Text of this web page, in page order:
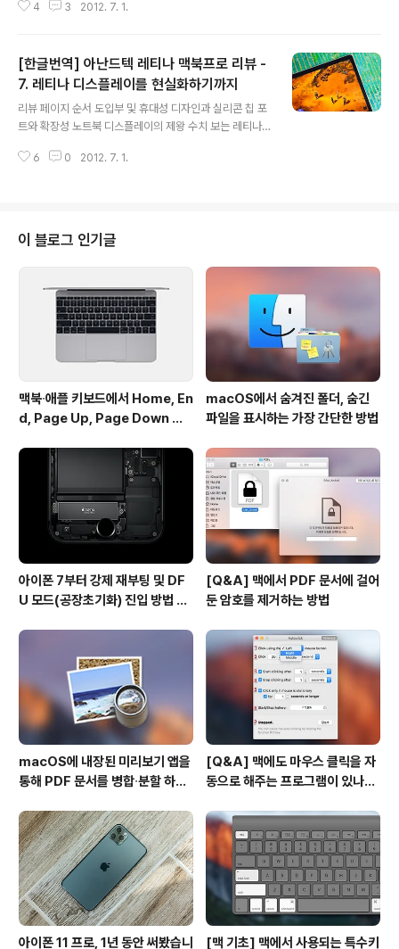
티나 디스플레이를 현실화 하기까지 레티나 디스플레이 몰
발열 처리 WiFi, SD 카드 리더, 그리고 스피커 개선 전반적
인 성능GPU 성능 배터리 사용 시간 무엇을 사야할까 결론
레티나 디스플레이 몰아보기: 성능에 관해 OS X상에서 ’레
티나 디스플레이에 최적화’된 화면 영역이 아닌 그 이상의
앞부분에 이미 언급한 바 있습니다. 1680 x 1050이나 19
4 3 2012. 7. 1.
[한글번역] 아난드텍 레티나 맥북프로 리뷰 -
7. 레티나 디스플레이를 현실화하기까지
리뷰 페이지 순서 도입부 및 휴대성 디자인과 실리콘 칩 포
트와 확장성 노트북 디스플레이의 제왕 수치 보는 레티나
티나 디스플레이를 현실화 하기까지 - 현재 페이지 레티나
인 성능GPU 성능 배터리 사용 시간 무엇을 사야할까 결론
레티나 디스플레이를 현실화하기까지 애플이 원하는 고성
능 디스플레이를 적절한 가격에 맥북프로에 도입하기 위해
애플은 패널 제조사들과 공동으로 개발을 진행하는 동시에
밑바탕이될 소프트웨어들도 착실히 준비해야 했습니다. 하
지만 레티나 맥북프로를 현실화하기위..
6 0 2012. 7. 1.
이 블로그 인기글
맥북∙애플 키보드에서 Home, En
d, Page Up, Page Down 키
macOS에서 숨겨진 폴더, 숨긴
파일을 표시하는 가장 간단한 방법
아이폰 7부터 강제 재부팅 및 DF
U 모드(공장초기화) 진입 방법 변
[Q&A] 맥에서 PDF 문서에 걸어
둔 암호를 제거하는 방법
macOS에 내장된 미리보기 앱을
통해 PDF 문서를 병합∙분할 하는
[Q&A] 맥에도 마우스 클릭을 자
동으로 해주는 프로그램이 있나
아이폰 11 프로, 1년 동안 써봤습니 [맥 기초] 맥에서 사용되는 특수키